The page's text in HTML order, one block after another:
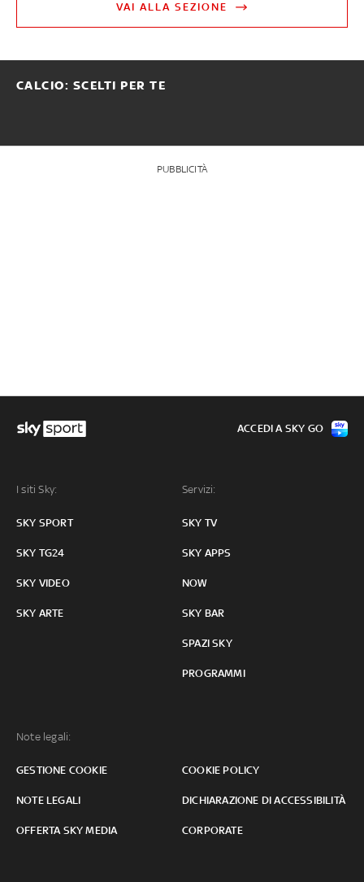
VAI ALLA SEZIONE
CALCIO: SCELTI PER TE
PUBBLICITÀ
I siti Sky:
SKY SPORT
SKY TG24
SKY VIDEO
SKY ARTE
Servizi:
SKY TV
SKY APPS
NOW
SKY BAR
SPAZI SKY
PROGRAMMI
Note legali:
GESTIONE COOKIE COOKIE POLICY
NOTE LEGALI DICHIARAZIONE DI ACCESSIBILITÀ
OFFERTA SKY MEDIA CORPORATE
ACCEDI A SKY GO